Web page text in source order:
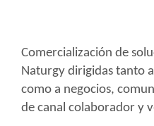
Comercialización de
Naturgy dirigidas tanto
como a negocios,
de canal colaborador y